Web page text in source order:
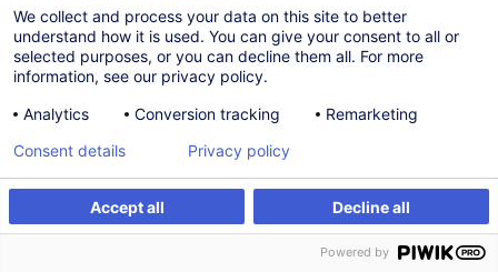
S'inscrire Formation sur mesure
Cours du jour
English (UK)
003837
220,00EUR*(+3% TVA)
Prix d’inscription de base, variable selon options choisies.
We collect and process your data on this site to better
understand how it is used. You can give your consent to all or
selected purposes, or you can decline them all. For more
information, see our privacy policy.
Analytics
Conversion tracking Remarketing
Accept all Decline all
Consent details Privacy policy
Powered by